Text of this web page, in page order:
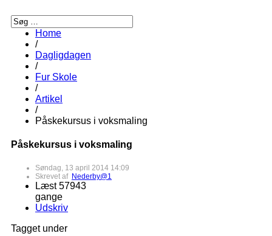
Home
/
Dagligdagen
/
Fur Skole
/
Artikel
/
Påskekursus i voksmaling
Påskekursus i voksmaling
Søndag, 13 april 2014 14:09
Skrevet af Nederby@1
Læst 57943
gange
Udskriv
Tagget under